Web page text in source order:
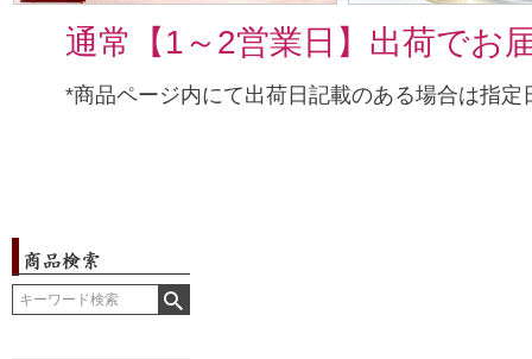
通常【1～2営業日】出荷でお
*商品ページ内にて出荷日記載のある場合は指定